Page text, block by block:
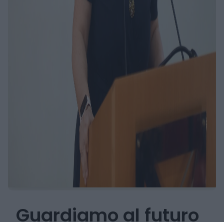
Guardiamo al futuro